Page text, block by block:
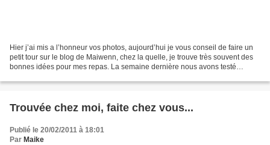
Hier j’ai mis a l’honneur vos photos, aujourd’hui je vous conseil de faire un
petit tour sur le blog de Maiwenn, chez la quelle, je trouve très souvent des
bonnes idées pour mes repas. La semaine dernière nous avons testé
Trouvée chez moi, faite chez vous...
Publié le 20/02/2011 à 18:01
Par Maike